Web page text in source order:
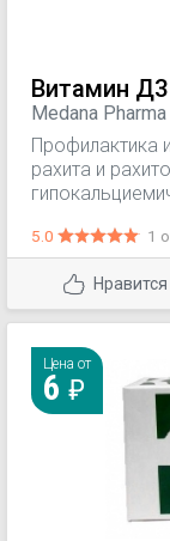
Витамин
Medana
Профилактика
рахита и
5.0 1
Нравится
Цена от
6